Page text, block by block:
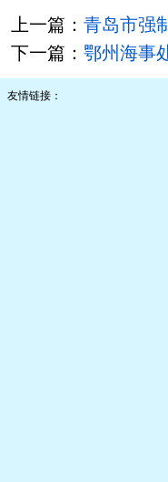
上一篇： 青岛市强
下一篇： 鄂州海事
友情链接：